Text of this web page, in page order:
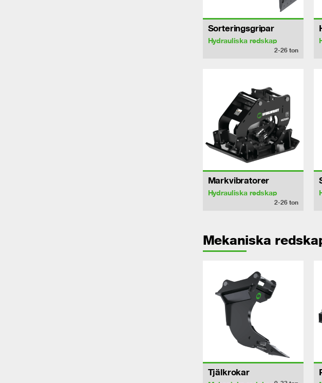
Sorteringsgripar
Hydrauliska redskap
2-26ton
Markvibratorer
Hydrauliska redskap
2-26ton
Mekaniska
Tjälkrokar